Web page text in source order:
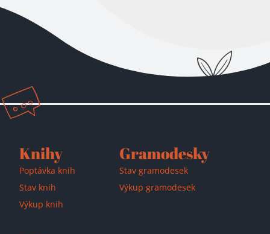
Přidáno do košíku!
Knihy
Poptávka knih
Stav knih
Výkup knih
Gramodesky
Stav gramodesek
Výkup gramodesek